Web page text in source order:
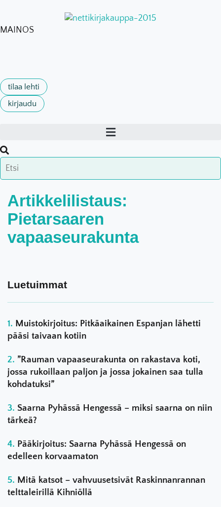
MAINOS
tilaa lehti
kirjaudu
Artikkelilistaus:
Pietarsaaren
vapaaseurakunta
Luetuimmat
Muistokirjoitus: Pitkäaikainen Espanjan lähetti
pääsi taivaan kotiin
”Rauman vapaaseurakunta on rakastava koti,
jossa rukoillaan paljon ja jossa jokainen saa tulla
kohdatuksi”
Saarna Pyhässä Hengessä – miksi saarna on niin
tärkeä?
Pääkirjoitus: Saarna Pyhässä Hengessä on
edelleen korvaamaton
Mitä katsot – vahvuusetsivät Raskinnanrannan
telttaleirillä Kihniöllä